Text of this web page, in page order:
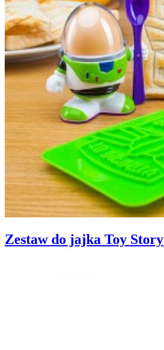
Zestaw do jajka Toy Story